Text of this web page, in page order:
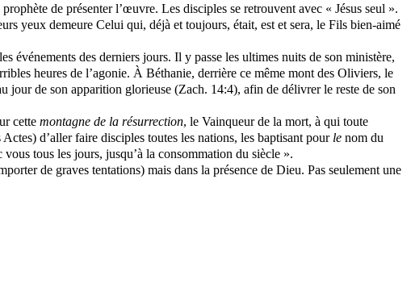
de présenter l’œuvre. Les disciples se retrouvent avec « Jésus seul ».
yeux demeure Celui qui, déjà et toujours, était, est et sera, le Fils bien-aimé
événements des derniers jours. Il y passe les ultimes nuits de son ministère,
heures de l’agonie. À Béthanie, derrière ce même mont des Oliviers, le
jour de son apparition glorieuse (Zach. 14:4), afin de délivrer le reste de son
cette montagne de la résurrection, le Vainqueur de la mort, à qui toute
d’aller faire disciples toutes les nations, les baptisant pour le nom du
tous les jours, jusqu’à la consommation du siècle ».
de graves tentations) mais dans la présence de Dieu. Pas seulement une